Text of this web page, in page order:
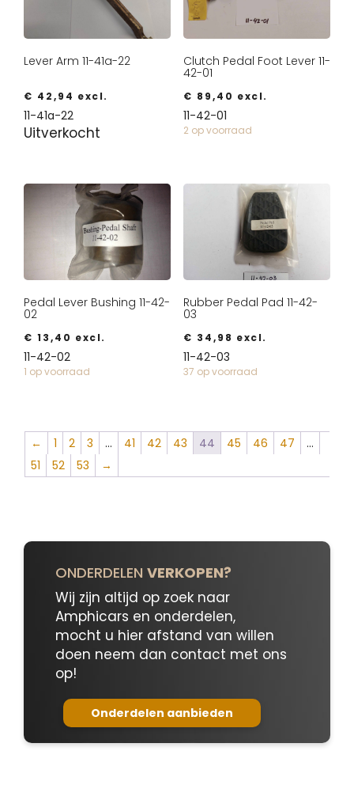
Lever Arm 11-41a-22
€ 42,94 excl.
11-41a-22
Uitverkocht
Clutch Pedal Foot Lever 11-
42-01
€ 89,40 excl.
11-42-01
2 op voorraad
Pedal Lever Bushing 11-42-
02
€ 13,40 excl.
11-42-02
1 op voorraad
Rubber Pedal Pad 11-42-
03
€ 34,98 excl.
11-42-03
37 op voorraad
← 1 2 3 … 41 42 43 44 45 46 47
…
51
52 53 →
ONDERDELEN VERKOPEN?
Wij zijn altijd op zoek naar
Amphicars en onderdelen,
mocht u hier afstand van willen
doen neem dan contact met ons
op!
Onderdelen aanbieden